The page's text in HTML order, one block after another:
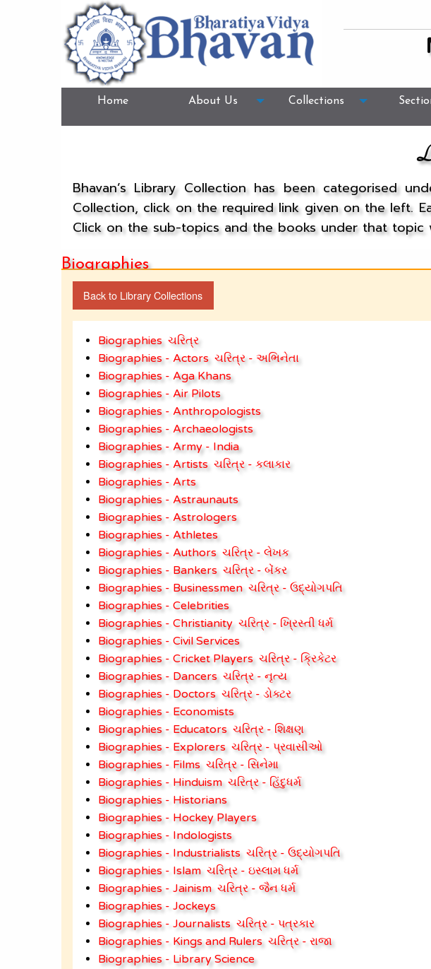
Home About Us Collections
Bhavan’s Library Collection has been categorised
Collection, click on the required link given on the left.
Click on the sub-topics and the books under that topic
Biographies
Back to Library Collections
Biographies ચરિત્ર
Biographies - Actors ચરિત્ર - અભિનેતા
Biographies - Aga Khans
Biographies - Air Pilots
Biographies - Anthropologists
Biographies - Archaeologists
Biographies - Army - India
Biographies - Artists ચરિત્ર - કલાકાર
Biographies - Arts
Biographies - Astraunauts
Biographies - Astrologers
Biographies - Athletes
Biographies - Authors ચરિત્ર - લેખક
Biographies - Bankers ચરિત્ર - બેંકર
Biographies - Businessmen ચરિત્ર - ઉદ્યોગપતિ
Biographies - Celebrities
Biographies - Christianity ચરિત્ર - ખ્રિસ્તી ધર્મ
Biographies - Civil Services
Biographies - Cricket Players ચરિત્ર - ક્રિકેટર
Biographies - Dancers ચરિત્ર - નૃત્ય
Biographies - Doctors ચરિત્ર - ડોક્ટર
Biographies - Economists
Biographies - Educators ચરિત્ર - શિક્ષણ
Biographies - Explorers ચરિત્ર - પ્રવાસીઓ
Biographies - Films ચરિત્ર - સિનેમા
Biographies - Hinduism ચરિત્ર - હિંદુધર્મ
Biographies - Historians
Biographies - Hockey Players
Biographies - Indologists
Biographies - Industrialists ચરિત્ર - ઉદ્યોગપતિ
Biographies - Islam ચરિત્ર - ઇસ્લામ ધર્મ
Biographies - Jainism ચરિત્ર - જૈન ધર્મ
Biographies - Jockeys
Biographies - Journalists ચરિત્ર - પત્રકાર
Biographies - Kings and Rulers ચરિત્ર - રાજા
Biographies - Library Science